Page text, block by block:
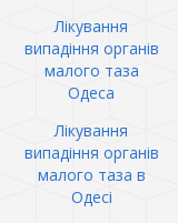
Лікування
випадіння органів
малого таза
Одеса
Лікування
випадіння органів
малого таза в
Одесі